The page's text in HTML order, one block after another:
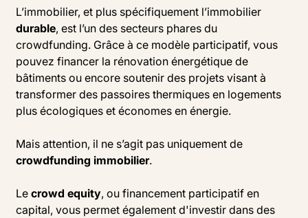
L’immobilier, et plus spécifiquement l’immobilier
durable, est l’un des secteurs phares du
crowdfunding. Grâce à ce modèle participatif, vous
pouvez financer la rénovation énergétique de
bâtiments ou encore soutenir des projets visant à
transformer des passoires thermiques en logements
plus écologiques et économes en énergie.
Mais attention, il ne s’agit pas uniquement de
crowdfunding immobilier.
Le crowd equity, ou financement participatif en
capital, vous permet également d'investir dans des